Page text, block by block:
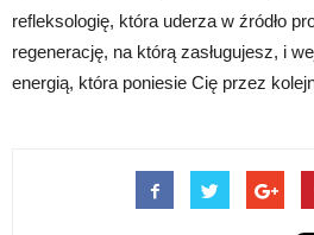
refleksologię, która uderza w źródło
regenerację, na którą zasługujesz, i
energią, która poniesie Cię przez